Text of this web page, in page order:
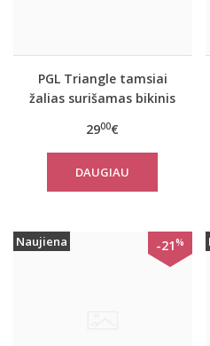
PGL Triangle tamsiai
žalias surišamas bikinis
2900€
DAUGIAU
Naujiena -21%